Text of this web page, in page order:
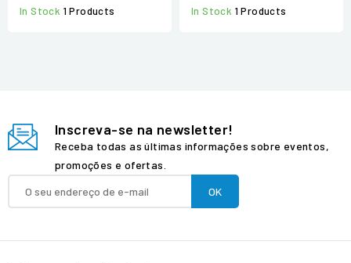
In Stock 1 Products In Stock 1 Products
Inscreva-se na newsletter!
Receba todas as últimas informações sobre eventos,
promoções e ofertas.